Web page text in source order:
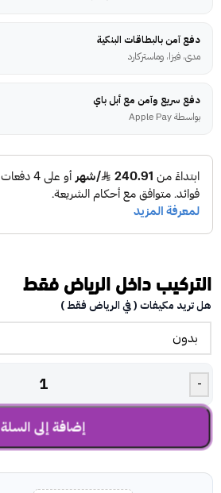
دفع آمن بالبطاقات البنكية
مدى، فيزا، وماستركارد
دفع سريع وآمن مع أبل باي
بواسطة Apple Pay
التركيب داخل الرياض فقط
هل تريد مكيفات ( في الرياض فقط )
-
إضافة إلى السلة